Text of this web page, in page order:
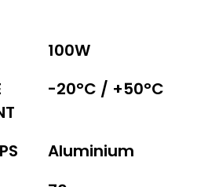
100W
-20°C / +50°C
Aluminium